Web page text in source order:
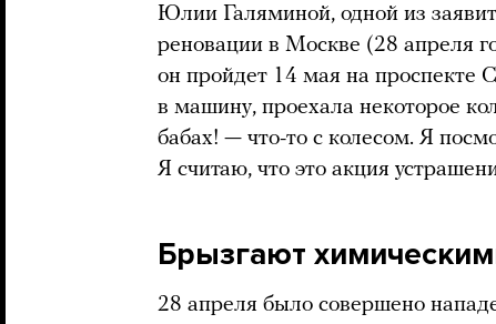
Юлии Галяминой, одной из
реновации в Москве (28 апреля
он пройдет 14 мая на проспекте
в машину, проехала некоторое
бабах! — что-то с колесом. Я
Я считаю, что это акция
Брызгают
28 апреля было совершено